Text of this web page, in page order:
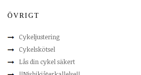
ÖVRIGT
Cykeljustering
Cykelskötsel
Lås din cykel säkert